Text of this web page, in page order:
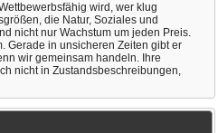
wird, wer klug
die Natur, Soziales und
nicht nur Wachstum um jeden Preis.
Gerade in unsicheren Zeiten gibt er
wir gemeinsam handeln. Ihre
nicht in Zustandsbeschreibungen,